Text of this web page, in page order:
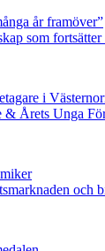
år framöver”
som
i
& Årets Unga
och